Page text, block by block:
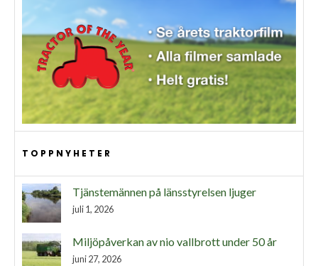
TOPPNYHETER
Tjänstemännen på länsstyrelsen ljuger
juli 1, 2026
Miljöpåverkan av nio vallbrott under 50 år
juni 27, 2026